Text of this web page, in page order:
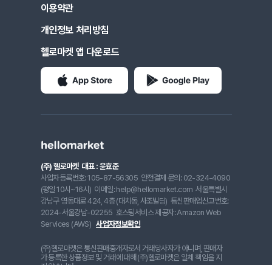
이용약관
개인정보 처리방침
헬로마켓 앱 다운로드
(주) 헬로마켓 대표 : 윤효준
사업자등록번호: 105-87-56305 안전결제 문의: 02-324-4090
(평일 10시~16시) 이메일: help@hellomarket.com 서울특별시
강남구 영동대로 424, 4층 (대치동, 사조빌딩) 통신판매업신고번호:
2024-서울강남-02255 호스팅서비스 제공자: Amazon Web
Services (AWS) 사업자정보확인
(주)헬로마켓은 통신판매중개자로서 거래당사자가 아니며, 판매자
가 등록한 상품정보 및 거래에 대해 (주)헬로마켓은 일체 책임을 지